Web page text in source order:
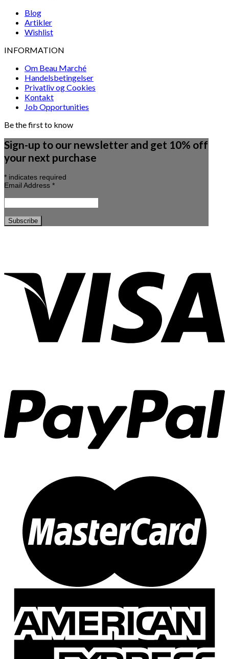
Blog
Artikler
Wishlist
INFORMATION
Om Beau Marché
Handelsbetingelser
Privatliv og Cookies
Kontakt
Job Opportunities
Be the first to know
Sign-up to our newsletter and get 10% off
your next purchase
* indicates required
Email Address *